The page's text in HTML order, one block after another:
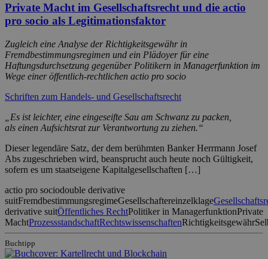
Private Macht im Gesellschaftsrecht und die actio
pro socio als Legitimationsfaktor
Zugleich eine Analyse der Richtigkeitsgewähr in
Fremdbestimmungsregimen und ein Plädoyer für eine
Haftungsdurchsetzung gegenüber Politikern in Managerfunktion im
Wege einer öffentlich-rechtlichen actio pro socio
Schriften zum Handels- und Gesellschaftsrecht
„Es ist leichter, eine eingeseifte Sau am Schwanz zu packen,
als einen Aufsichtsrat zur Verantwortung zu ziehen.“
Dieser legendäre Satz, der dem berühmten Banker Herrmann Josef
Abs zugeschrieben wird, beansprucht auch heute noch Gültigkeit,
sofern es um staatseigene Kapitalgesellschaften […]
actio pro sociodouble derivative
suitFremdbestimmungsregimeGesellschaftereinzelklage
derivative suitÖffentliches RechtPolitiker in ManagerfunktionPrivate
MachtProzessstandschaftRechtswissenschaftenRichtigkeitsgewähr
Buchtipp